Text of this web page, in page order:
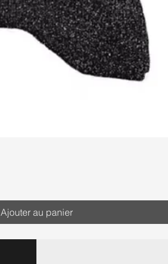
Ajouter au panier